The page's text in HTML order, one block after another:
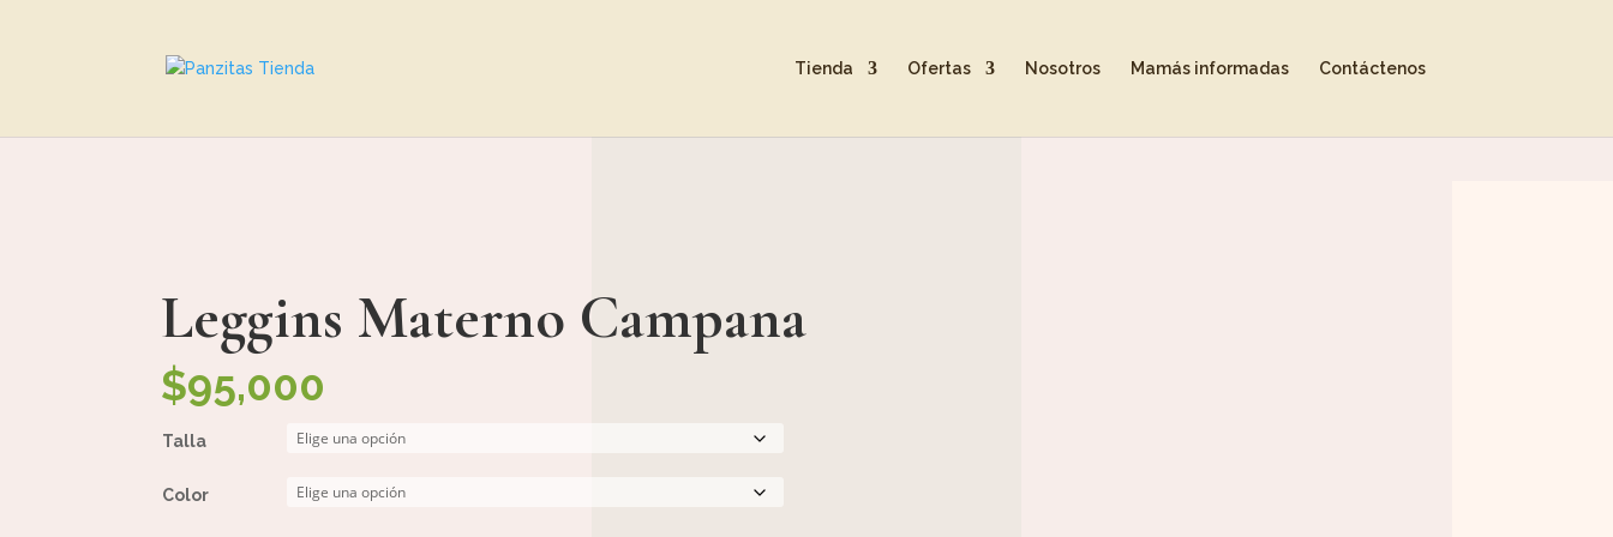
Tienda Ofertas Nosotros Mamás informadas Contáctenos
Leggins Materno Campana
$95,000
Talla
Color